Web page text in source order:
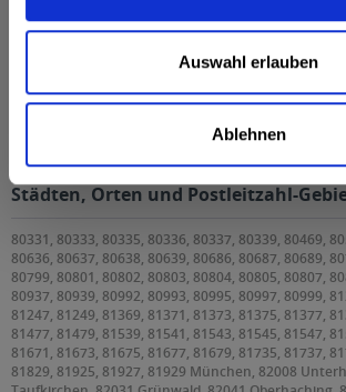
Auswahl erlauben
Ablehnen
Vitamalz 24 x 0,33l
Vitamalz 24 x 0,33l wird in den
Städten, Orten und Postleitzahl-
80331, 80333, 80335, 80336, 80337, 80339, 80469,
80636, 80637, 80638, 80639, 80686, 80687, 80689,
80799, 80801, 80802, 80803, 80804, 80805, 80807,
80937, 80939, 80992, 80993, 80995, 80997, 80999,
81247, 81249, 81369, 81371, 81373, 81375, 81377,
81477, 81479, 81539, 81541, 81543, 81545, 81547,
81671, 81673, 81675, 81677, 81679, 81735, 81737,
81829, 81925, 81927, 81929 München, 82008